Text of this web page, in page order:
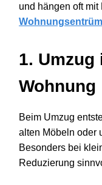
und hängen oft
1. Umzug
Wohnung
Beim Umzug
alten Möbeln oder
Besonders bei
Reduzierung